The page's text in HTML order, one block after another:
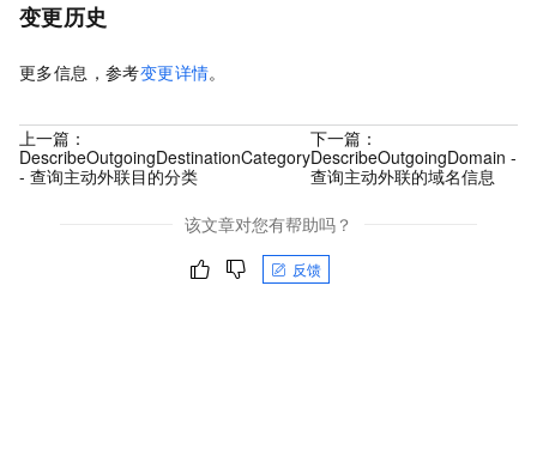
变更历史
更多信息，参考变更详情。
上一篇：
DescribeOutgoingDestinationCategory
- 查询主动外联目的分类
下一篇：
DescribeOutgoingDomain -
查询主动外联的域名信息
该文章对您有帮助吗？
反馈